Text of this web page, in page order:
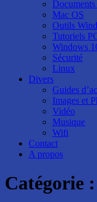
Mac OS
Outils
Tutoriels
Windows
Sécurité
Linux
Divers
Guides
Images et
Vidéo
Musique
Wifi
Contact
A propos
Catégorie :